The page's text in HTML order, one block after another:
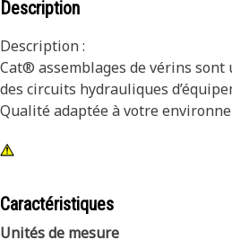
Description
Description :
Cat® assemblages de vérins sont utilisés pour l’entretien
des circuits hydrauliques
Qualité adaptée à votre
Applications :
circuits hydrauliques. pour
veuillez consulter votre Manuel
Caractéristiques
Unités de mesure